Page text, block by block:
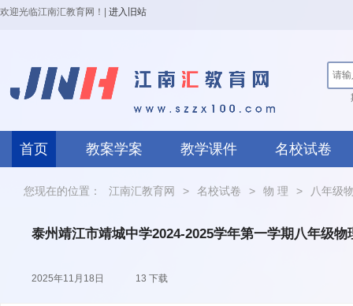
欢迎光临江南汇教育网！ 进入旧站
首页 教案学案 教学课件 名校试卷
您现在的位置： 江南汇教育网 > 名校试卷 > 物 理 > 八年级
泰州靖江市靖城中学2024-2025学年第一学期八年级
2025年11月18日 13 下载